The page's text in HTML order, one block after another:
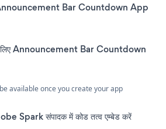
Bar Countdown App
Announcement Bar Countdown
available once you create your app
Spark संपादक में कोड तत्व एम्बेड करें